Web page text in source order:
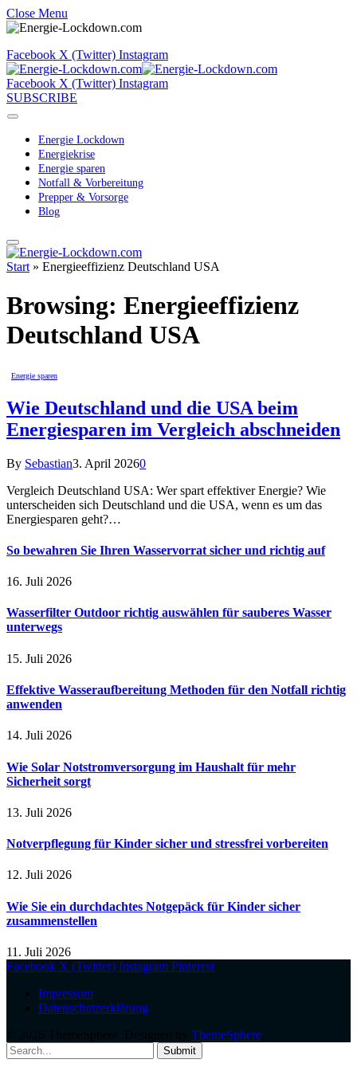
Close Menu
Facebook X (Twitter) Instagram
Facebook X (Twitter) Instagram
SUBSCRIBE
Energie Lockdown
Energiekrise
Energie sparen
Notfall & Vorbereitung
Prepper & Vorsorge
Blog
Start » Energieeffizienz Deutschland USA
Browsing: Energieeffizienz
Deutschland USA
Energie sparen
Wie Deutschland und die USA beim
Energiesparen im Vergleich abschneiden
By Sebastian3. April 20260
Vergleich Deutschland USA: Wer spart effektiver Energie? Wie
unterscheiden sich Deutschland und die USA, wenn es um das
Energiesparen geht?…
So bewahren Sie Ihren Wasservorrat sicher und richtig auf
16. Juli 2026
Wasserfilter Outdoor richtig auswählen für sauberes Wasser
unterwegs
15. Juli 2026
Effektive Wasseraufbereitung Methoden für den Notfall richtig
anwenden
14. Juli 2026
Wie Solar Notstromversorgung im Haushalt für mehr
Sicherheit sorgt
13. Juli 2026
Notverpflegung für Kinder sicher und stressfrei vorbereiten
12. Juli 2026
Wie Sie ein durchdachtes Notgepäck für Kinder sicher
zusammenstellen
11. Juli 2026
Facebook X (Twitter) Instagram Pinterest
Impressum
Datenschutzerklärung
ThemeSphere
Submit